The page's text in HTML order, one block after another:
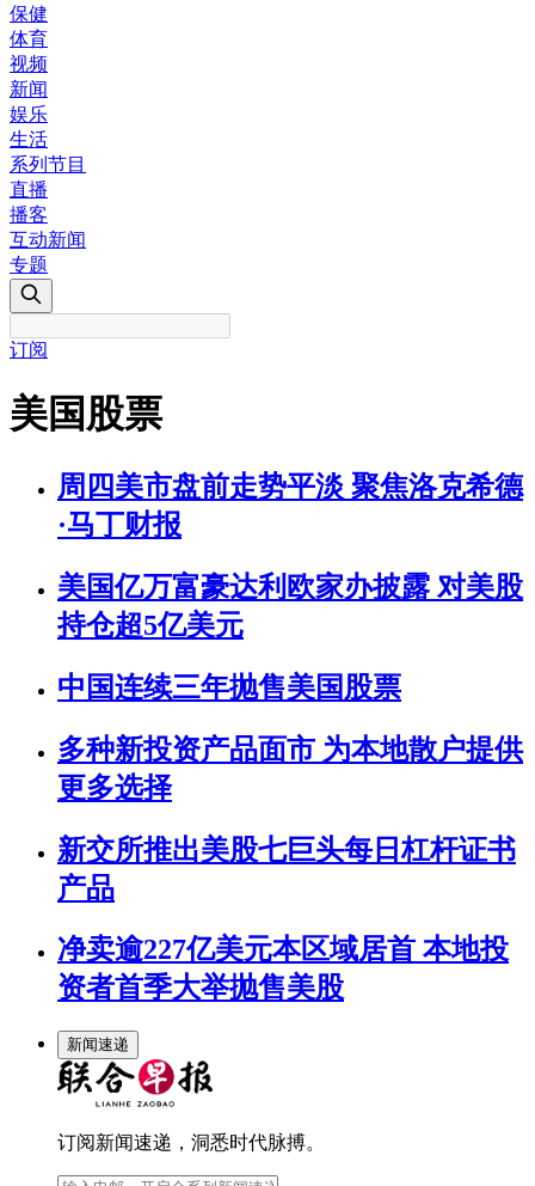
保健
体育
视频
新闻
娱乐
生活
系列节目
直播
播客
互动新闻
专题
订阅
美国股票
周四美市盘前走势平淡 聚焦洛克希德
·马丁财报
美国亿万富豪达利欧家办披露 对美股
持仓超5亿美元
中国连续三年抛售美国股票
多种新投资产品面市 为本地散户提供
更多选择
新交所推出美股七巨头每日杠杆证书
产品
净卖逾227亿美元本区域居首 本地投
资者首季大举抛售美股
新闻速递
订阅新闻速递，洞悉时代脉搏。